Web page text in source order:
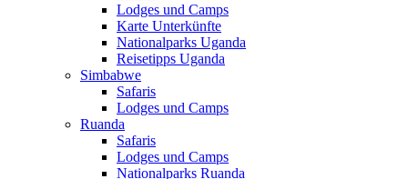
Lodges und Camps
Karte Unterkünfte
Nationalparks Uganda
Reisetipps Uganda
Simbabwe
Safaris
Lodges und Camps
Ruanda
Safaris
Lodges und Camps
Nationalparks Ruanda